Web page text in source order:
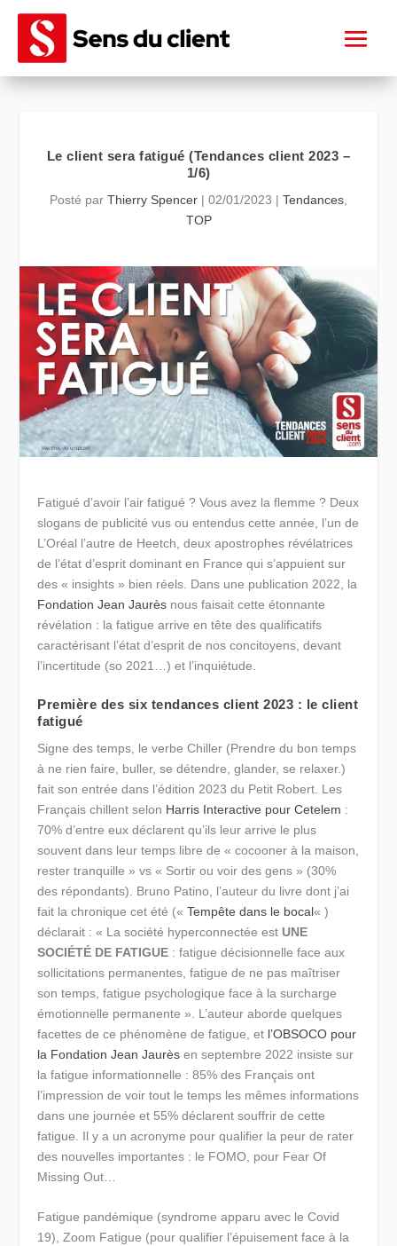
Le client sera fatigué (Tendances client 2023 –
1/6)
Posté par Thierry Spencer | 02/01/2023 | Tendances
TOP
Fatigué d’avoir l’air fatigué ? Vous avez la flemme ? Deux
slogans de publicité vus ou entendus cette année, l’un de
L’Oréal l’autre de Heetch, deux apostrophes révélatrices
de l’état d’esprit dominant en France qui s’appuient sur
des « insights » bien réels. Dans une publication 2022, la
Fondation Jean Jaurès nous faisait cette étonnante
révélation : la fatigue arrive en tête des qualificatifs
caractérisant l’état d’esprit de nos concitoyens, devant
l’incertitude (so 2021…) et l’inquiétude.
Première des six tendances client 2023 : le client
fatigué
Signe des temps, le verbe Chiller (Prendre du bon temps
à ne rien faire, buller, se détendre, glander, se relaxer.)
fait son entrée dans l’édition 2023 du Petit Robert. Les
Français chillent selon Harris Interactive pour Cetelem :
70% d’entre eux déclarent qu’ils leur arrive le plus
souvent dans leur temps libre de « cocooner à la maison,
rester tranquille » vs « Sortir ou voir des gens » (30%
des répondants). Bruno Patino, l’auteur du livre dont j’ai
fait la chronique cet été («Tempête dans le bocal« )
déclarait : « La société hyperconnectée est UNE
SOCIÉTÉ DE FATIGUE : fatigue décisionnelle face aux
sollicitations permanentes, fatigue de ne pas maîtriser
son temps, fatigue psychologique face à la surcharge
émotionnelle permanente » . L’auteur aborde quelques
facettes de ce phénomène de fatigue, et l’OBSOCO pour
la Fondation Jean Jaurès en septembre 2022 insiste sur
lafatigue informationnelle : 85% des Français ont
l’impression de voir tout le temps les mêmes informations
dans une journée et 55% déclarent souffrir de cette
fatigue. Il y a un acronyme pour qualifier la peur de rater
des nouvelles importantes : le FOMO, pour Fear Of
Missing Out…
Fatigue pandémique (syndrome apparu avec le Covid
19), Zoom Fatigue (pour qualifier l’épuisement face à la